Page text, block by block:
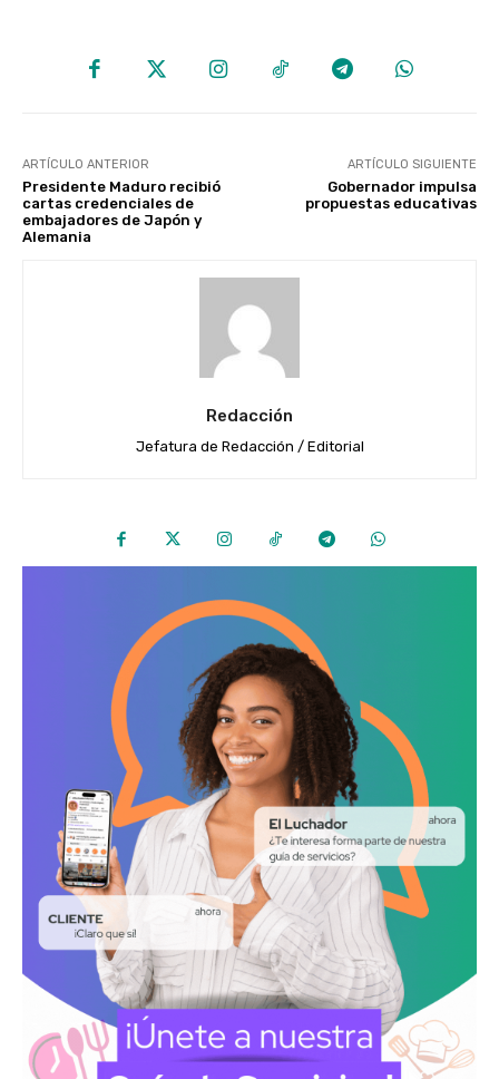
ARTÍCULO ANTERIOR
Presidente Maduro recibió
cartas credenciales de
embajadores de Japón y
Alemania
ARTÍCULO SIGUIENTE
Gobernador impulsa
propuestas educativas
Redacción
Jefatura de Redacción / Editorial